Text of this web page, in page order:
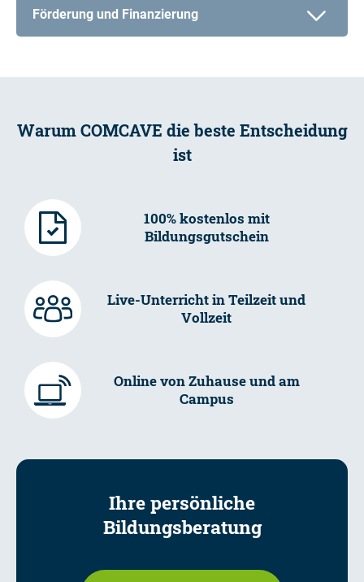
Förderung und Finanzierung
Warum COMCAVE die beste Entscheidung
ist
100% kostenlos mit
Bildungsgutschein
Live-Unterricht in Teilzeit und
Vollzeit
Online von Zuhause und am
Campus
Ihre persönliche
Bildungsberatung